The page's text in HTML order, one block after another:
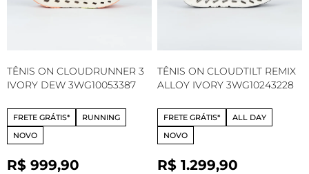
TÊNIS ON CLOUDRUNNER 3
IVORY DEW 3WG10053387
FRETE GRÁTIS*
RUNNING
NOVO
R$ 999,90
TÊNIS ON CLOUDTILT REMIX
ALLOY IVORY 3WG10243228
FRETE GRÁTIS*
ALL DAY
NOVO
R$ 1.299,90